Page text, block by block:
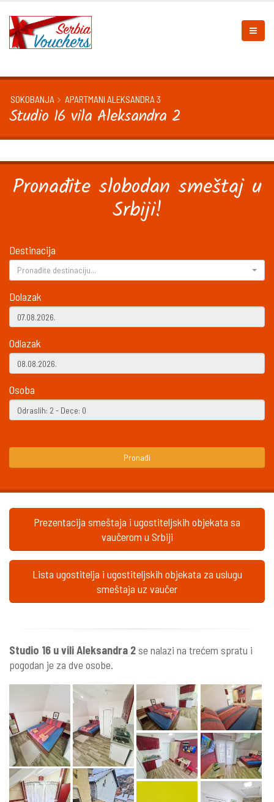
SOKOBANJA APARTMANI ALEKSANDRA 3
Studio 16 vila Aleksandra 2
Pronađite slobodan smeštaj u
Srbiji!
Destinacija
Pronađite destinaciju...
Dolazak
Odlazak
Osoba
Pronađi
Prezentacija smeštaja i ugostiteljskih objekata sa
vaučerom u Srbiji
Lista ugostitelja i ugostiteljskih objekata za uslugu
smeštaja uz vaučer
Studio 16 u vili Aleksandra 2se nalazi na trećem spratu i
pogodan je za dve osobe.